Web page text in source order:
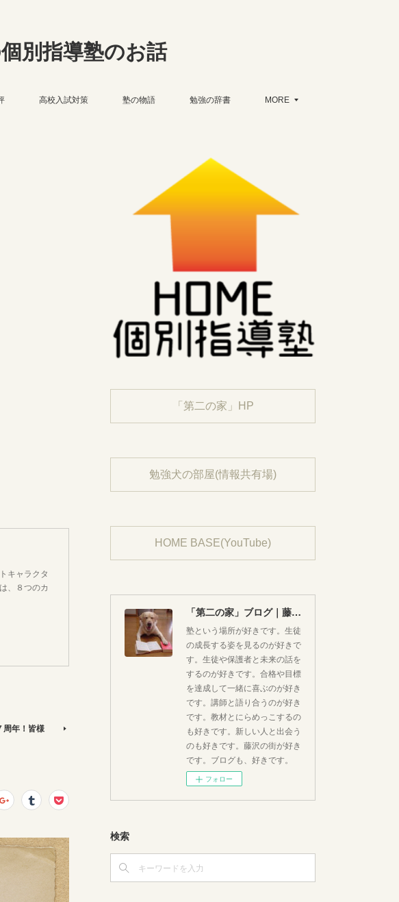
別指導塾のお話
高校入試対策 塾の物語 勉強の辞書 MORE
キャラクタ
、８つのカ
周年！皆様
「第二の家」HP
勉強犬の部屋(情報共有場)
HOME BASE(YouTube)
「第二の家」ブログ｜藤沢市の個別指導塾のお話
塾という場所が好きです。生徒
の成長する姿を見るのが好きで
す。生徒や保護者と未来の話を
するのが好きです。合格や目標
を達成して一緒に喜ぶのが好き
です。講師と語り合うのが好き
です。教材とにらめっこするの
も好きです。新しい人と出会う
のも好きです。藤沢の街が好き
です。ブログも、好きです。
フォロー
検索